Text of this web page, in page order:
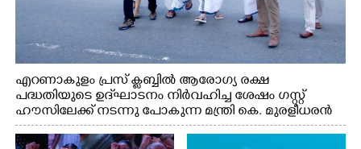
എറണാകുളം പ്രസ് ക്ലബ്ബിൽ ആരോഗ്യ രക്ഷ
പദ്ധതിയുടെ ഉദ്‌ഘാടനം നിർവഹിച്ച ശേഷം ഗസ്റ്റ്
ഹൗസിലേക്ക് നടന്നു പോകുന്ന മന്ത്രി കെ. മുരളീധരൻ